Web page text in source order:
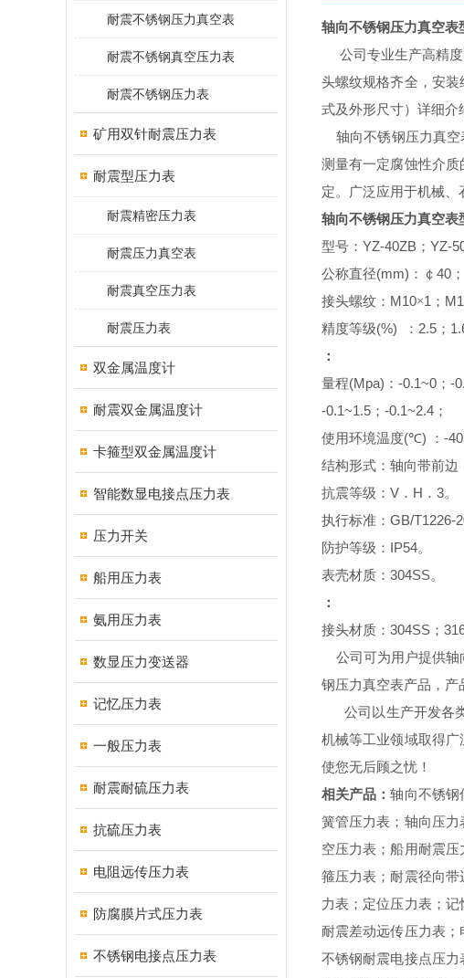
耐震不锈钢压力真空表
耐震不锈钢真空压力表
耐震不锈钢压力表
矿用双针耐震压力表
耐震型压力表
耐震精密压力表
耐震压力真空表
耐震真空压力表
耐震压力表
双金属温度计
耐震双金属温度计
卡箍型双金属温度计
智能数显电接点压力表
压力开关
船用压力表
氨用压力表
数显压力变送器
记忆压力表
一般压力表
耐震耐硫压力表
抗硫压力表
电阻远传压力表
防腐膜片式压力表
不锈钢电接点压力表
轴向不锈钢压力真空表
公司专业生产高精度
头螺纹规格齐全，安
式及外形尺寸）详细介
轴向不锈钢压力真空
测量有一定腐蚀性介
定。广泛应用于机械、
轴向不锈钢压力真空
型号： YZ-40ZB ； YZ-
公称直径(mm) ：￠ 40
接头螺纹： M10×1 ；
精度等级(%) ： 2.5 ；
：
量程(Mpa) ： -0.1~0 ； -
-0.1~1.5 ； -0.1~2.4 ；
使用环境温度(℃) ： -40
结构形式：轴向带前边
抗震等级： V ． H ． 3。
执行标准： GB/T1226-
防护等级： IP54。
表壳材质： 304SS。
：
接头材质： 304SS ；
公司可为用户提供轴
钢压力真空表产品，产
公司以生产开发各
机械等工业领域取得广
使您无后顾之忧！
相关产品：轴向不锈钢
簧管压力表；轴向压
空压力表；船用耐震
箍压力表；耐震径向
力表；定位压力表；
耐震差动远传压力表
不锈钢耐震电接点压